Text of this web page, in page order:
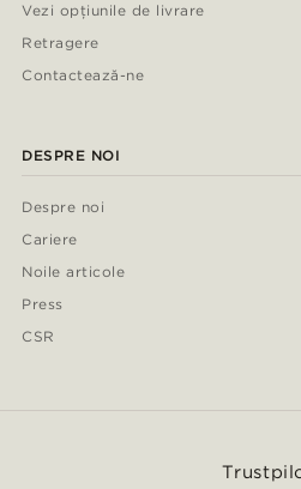
Vezi opțiunile de livrare
Retragere
Contactează-ne
DESPRE NOI
Despre noi
Cariere
Noile articole
Press
CSR